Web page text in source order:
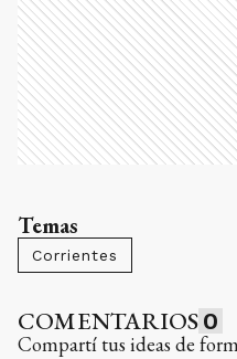
Temas
Corrientes
COMENTARIOS 0
Compartí tus ideas de